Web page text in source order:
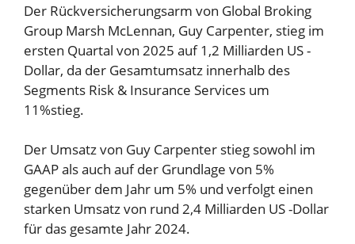
Der Rückversicherungsarm von Global Broking
Group Marsh McLennan, Guy Carpenter, stieg im
ersten Quartal von 2025 auf 1,2 Milliarden US -
Dollar, da der Gesamtumsatz innerhalb des
Segments Risk & Insurance Services um
11%stieg.
Der Umsatz von Guy Carpenter stieg sowohl im
GAAP als auch auf der Grundlage von 5%
gegenüber dem Jahr um 5% und verfolgt einen
starken Umsatz von rund 2,4 Milliarden US -Dollar
für das gesamte Jahr 2024.